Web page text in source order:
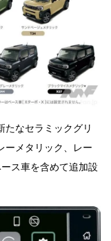
たなセラミックグリ
ーメタリック、レー
ス車を含めて追加設